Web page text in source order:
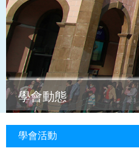
學會動態
學會活動